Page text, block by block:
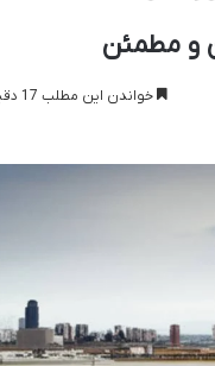
و مطمئن
خواندن این مطلب 17 دقیقه زمان میبرد